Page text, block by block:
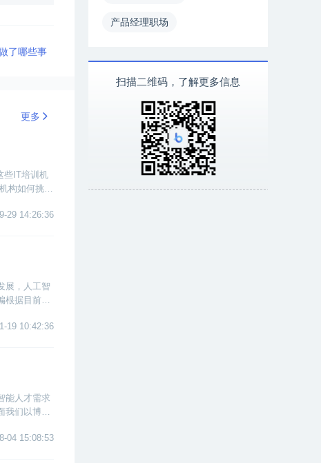
了哪些事
更多
些IT培训机
构如何挑选
29 14:26:36
展，人工智
根据目前已
19 10:42:36
能人才需求
我们以博学
04 15:08:53
产品经理职场
扫描二维码，了解更多信息